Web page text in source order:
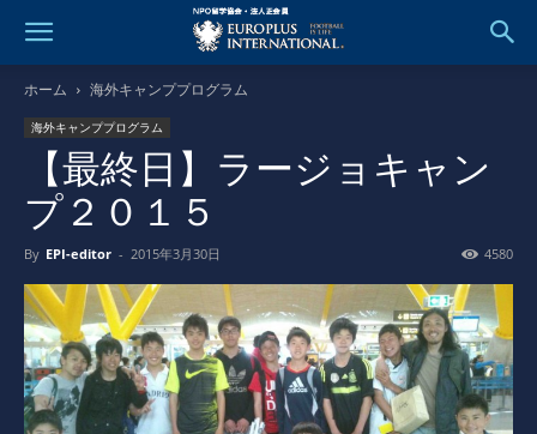
ホーム 海外キャンププログラム
海外キャンププログラム
【最終日】ラージョキャン
プ２０１５
By EPI-editor - 2015年3月30日 4580